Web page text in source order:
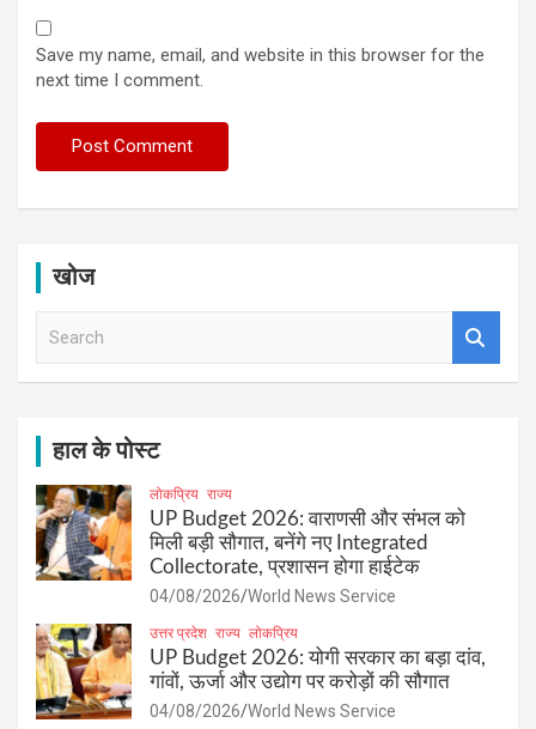
Save my name, email, and website in this browser for the
next time I comment.
खोज
हाल के पोस्ट
लोकप्रिय राज्य
UP Budget 2026: वाराणसी और संभल को
मिली बड़ी सौगात, बनेंगे नए Integrated
Collectorate, प्रशासन होगा हाईटेक
04/08/2026 World News Service
उत्तर प्रदेश राज्य लोकप्रिय
UP Budget 2026: योगी सरकार का बड़ा दांव,
गांवों, ऊर्जा और उद्योग पर करोड़ों की सौगात
04/08/2026 World News Service